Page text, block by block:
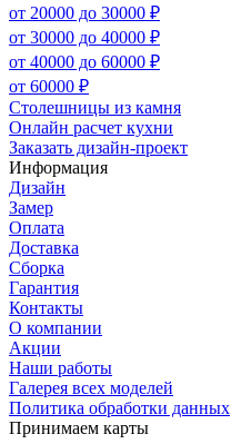
от 20000 до 30000 ₽
от 30000 до 40000 ₽
от 40000 до 60000 ₽
от 60000 ₽
Столешницы из камня
Онлайн расчет кухни
Заказать дизайн-проект
Информация
Дизайн
Замер
Оплата
Доставка
Сборка
Гарантия
Контакты
О компании
Акции
Наши работы
Галерея всех моделей
Политика обработки данных
Принимаем карты